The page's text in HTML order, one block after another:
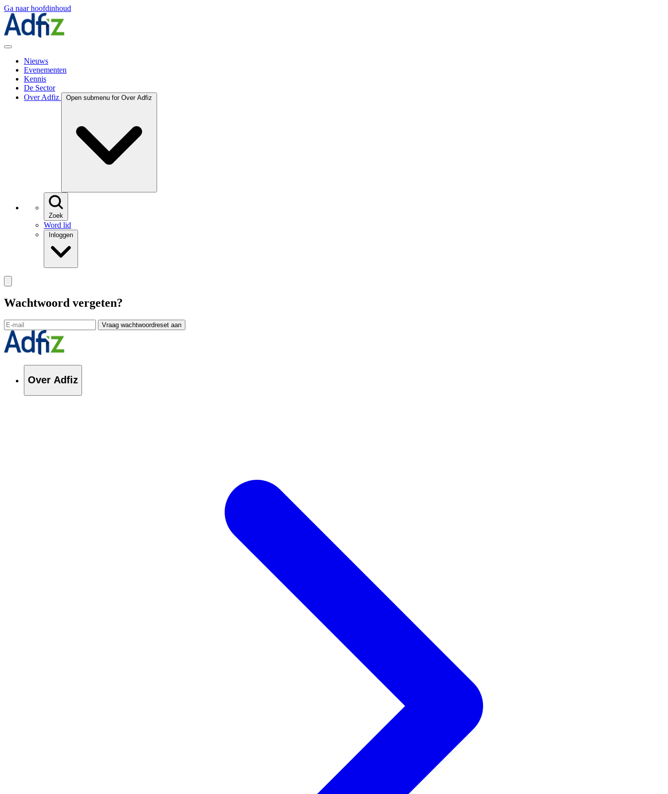
Ga naar hoofdinhoud
Nieuws
Evenementen
Kennis
De Sector
Over Adfiz
Open submenu for Over Adfiz
Zoek
Word lid
Inloggen
Wachtwoord vergeten?
Vraag wachtwoordreset aan
Over Adfiz